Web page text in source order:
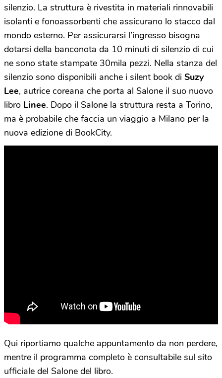
silenzio. La struttura è rivestita in materiali rinnovabili
isolanti e fonoassorbenti che assicurano lo stacco dal
mondo esterno. Per assicurarsi l’ingresso bisogna
dotarsi della banconota da 10 minuti di silenzio di cui
ne sono state stampate 30mila pezzi. Nella stanza del
silenzio sono disponibili anche i silent book di Suzy
Lee, autrice coreana che porta al Salone il suo nuovo
libro Linee. Dopo il Salone la struttura resta a Torino,
ma è probabile che faccia un viaggio a Milano per la
nuova edizione di BookCity.
Qui riportiamo qualche appuntamento da non perdere,
mentre il programma completo è consultabile sul sito
ufficiale del Salone del libro.